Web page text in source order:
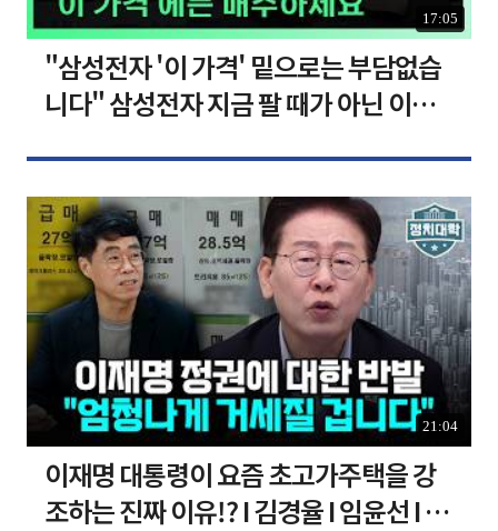
17:05
"삼성전자 '이 가격' 밑으로는 부담없습
니다" 삼성전자 지금 팔 때가 아닌 이유
21:04
이재명 대통령이 요즘 초고가주택을 강
조하는 진짜 이유!? I 김경율 I 임윤선 I 정